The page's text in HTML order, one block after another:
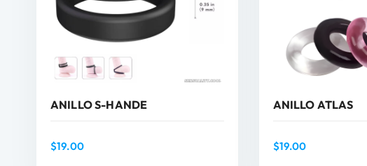
ANILLO S-HANDE
$19.00
ANILLO ATLAS
$19.00